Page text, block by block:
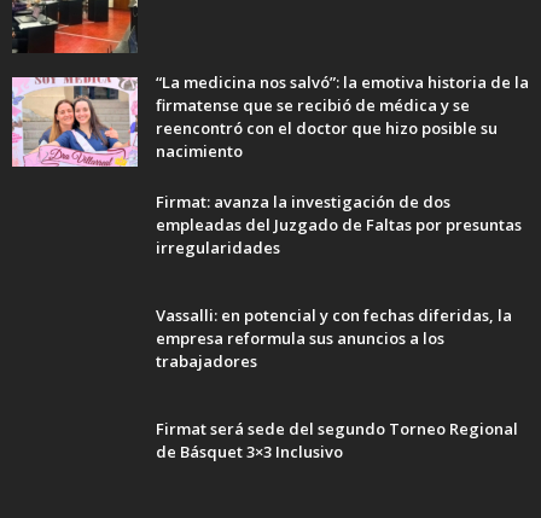
“La medicina nos salvó”: la emotiva historia de la
firmatense que se recibió de médica y se
reencontró con el doctor que hizo posible su
nacimiento
Firmat: avanza la investigación de dos
empleadas del Juzgado de Faltas por presuntas
irregularidades
Vassalli: en potencial y con fechas diferidas, la
empresa reformula sus anuncios a los
trabajadores
Firmat será sede del segundo Torneo Regional
de Básquet 3×3 Inclusivo